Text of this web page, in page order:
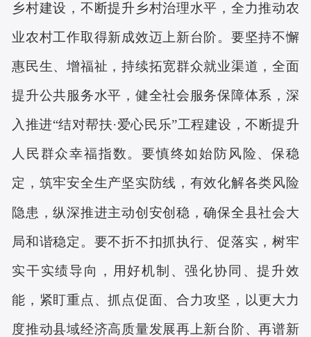
乡村建设，不断提升乡村治理水平，全力推动农
业农村工作取得新成效迈上新台阶。要坚持不懈
惠民生、增福祉，持续拓宽群众就业渠道，全面
提升公共服务水平，健全社会服务保障体系，深
入推进“结对帮扶·爱心民乐”工程建设，不断提升
人民群众幸福指数。要慎终如始防风险、保稳
定，筑牢安全生产坚实防线，有效化解各类风险
隐患，纵深推进主动创安创稳，确保全县社会大
局和谐稳定。要不折不扣抓执行、促落实，树牢
实干实绩导向，用好机制、强化协同、提升效
能，紧盯重点、抓点促面、合力攻坚，以更大力
度推动县域经济高质量发展再上新台阶、再谱新